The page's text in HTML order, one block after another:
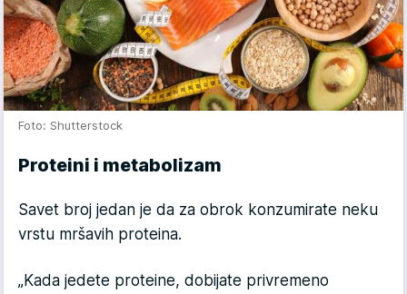
Foto: Shutterstock
Proteini i metabolizam
Savet broj jedan je da za obrok konzumirate neku
vrstu mršavih proteina.
„Kada jedete proteine, dobijate privremeno